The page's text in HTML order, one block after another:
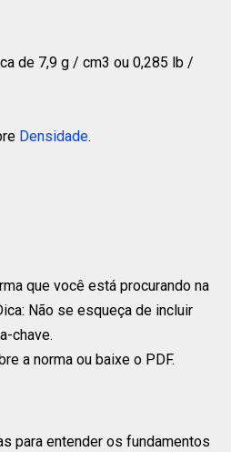
de 7,9 g / cm3 ou 0,285 lb /
Densidade.
que você está procurando na
Não se esqueça de incluir
chave.
a norma ou baixe o PDF.
para entender os fundamentos